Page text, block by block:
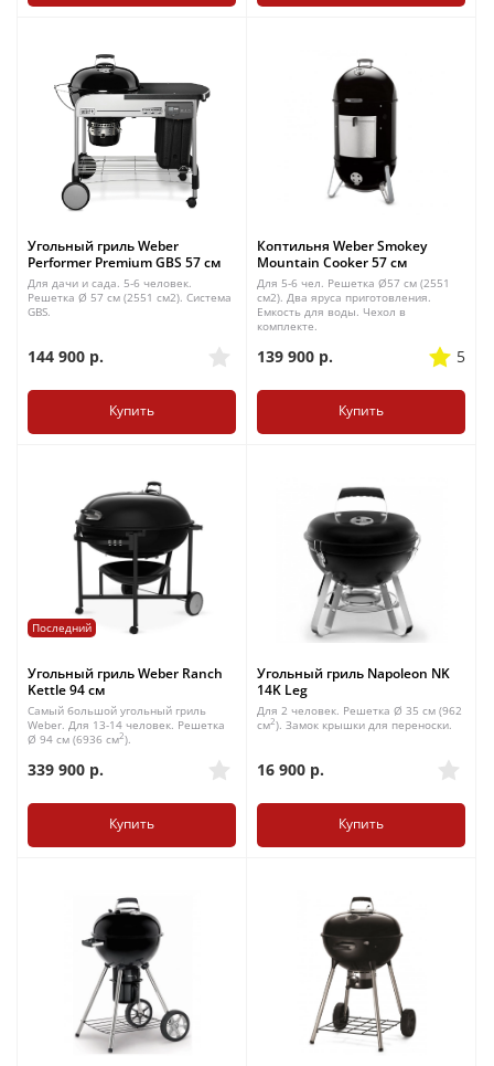
Угольный гриль Weber
Performer Premium GBS 57 cм
Для дачи и сада. 5-6 человек.
Решетка Ø 57 см (2551 см2). Система
GBS.
144 900 р.
Купить
Коптильня Weber Smokey
Mountain Cooker 57 см
Для 5-6 чел. Решетка Ø57 см (2551
см2). Два яруса приготовления.
Емкость для воды. Чехол в
комплекте.
139 900 р. 5
Купить
Последний
Угольный гриль Weber Ranch
Kettle 94 см
Самый большой угольный гриль
Weber. Для 13-14 человек. Решетка
Ø 94 см (6936 см2).
339 900 р.
Купить
Угольный гриль Napoleon NK
14K Leg
Для 2 человек. Решетка Ø 35 см (962
см2). Замок крышки для переноски.
16 900 р.
Купить